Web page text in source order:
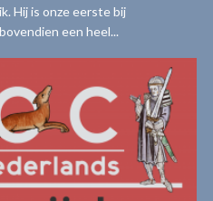
Hij is onze eerste bij
een heel...